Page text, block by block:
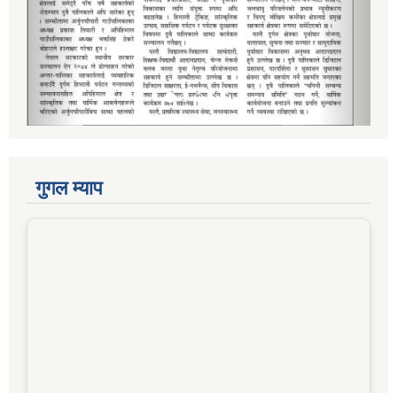
गुगल म्याप